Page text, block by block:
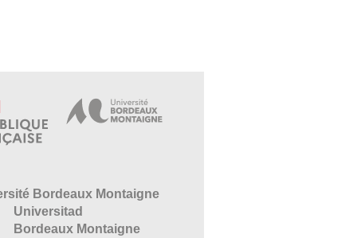
Bordeaux Montaigne
Universitad
Bordeaux Montaigne